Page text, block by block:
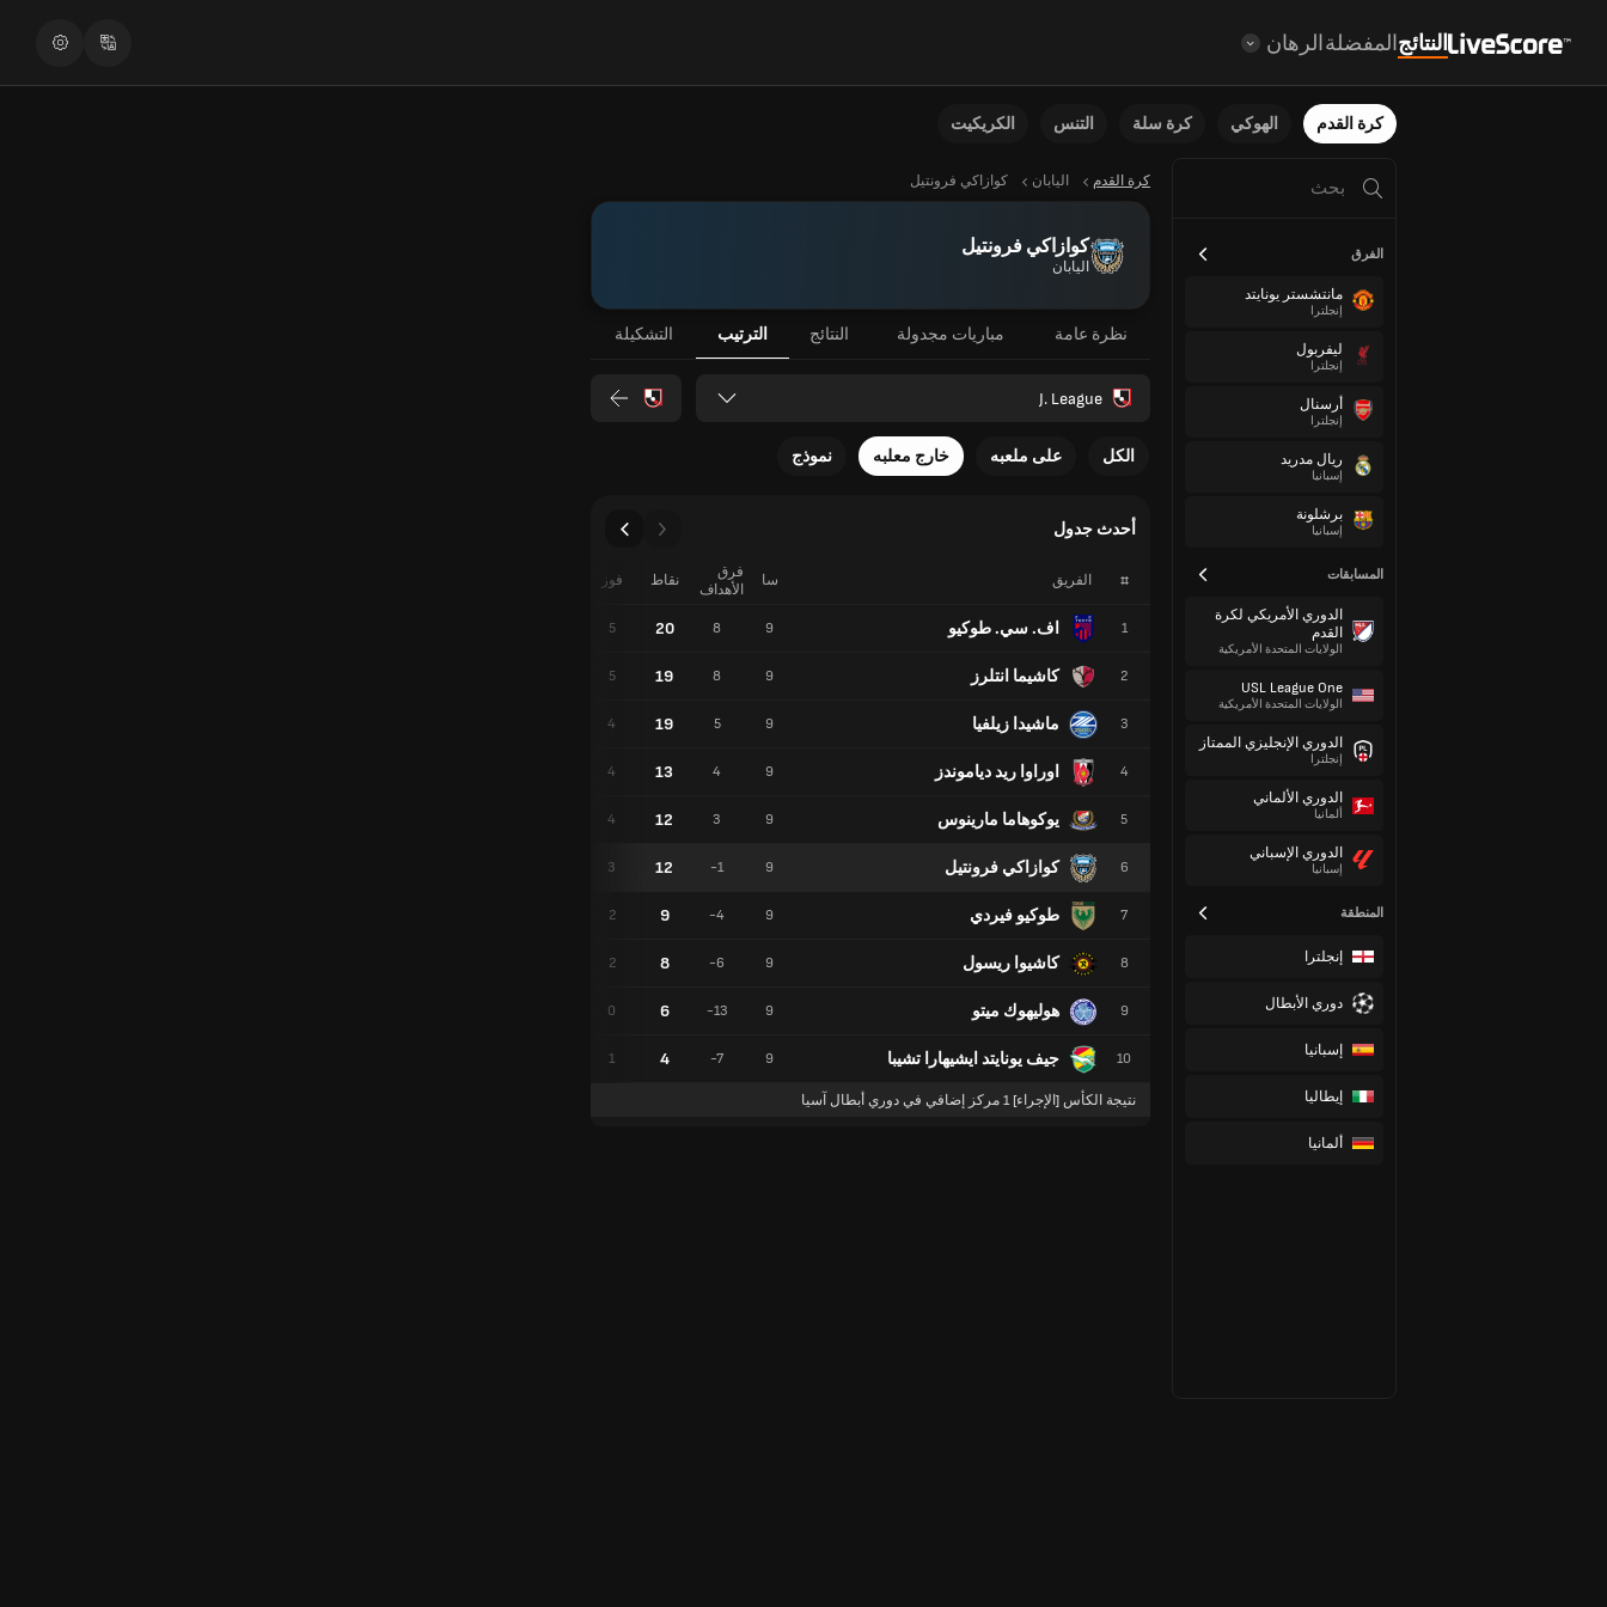
النتائجالمفضلةالرهان
كرة القدم الهوكي كرة سلة التنس الكريكيت
الفرق
مانتشستر يونايتد
إنجلترا
ليفربول
إنجلترا
أرسنال
إنجلترا
ريال مدريد
إسبانيا
برشلونة
إسبانيا
المسابقات
الدوري الأمريكي لكرة
القدم
الولايات المتحدة الأمريكية
USL League One
الولايات المتحدة الأمريكية
الدوري الإنجليزي الممتاز
إنجلترا
الدوري الألماني
ألمانيا
الدوري الإسباني
إسبانيا
المنطقة
إنجلترا
دوري الأبطال
إسبانيا
إيطاليا
ألمانيا
كرة القدم اليابان كوازاكي فرونتيل
كوازاكي فرونتيل
اليابان
نظرة عامة مباريات مجدولة النتائج الترتيب التشكيلة
J. League
الكل على ملعبه خارج معلبه نموذج
أحدث جدول
# الفريق
1 اف. سي. طوكيو
2 كاشيما انتلرز
3 ماشيدا زيلفيا
4 اوراوا ريد دياموندز
5 يوكوهاما مارينوس
6 كوازاكي فرونتيل
7 طوكيو فيردي
8 كاشيوا ريسول
9 هوليهوك ميتو
10 جيف يونايتد ايشيهارا تشيبا
سا
فرق
الأهداف
نقاط فوز
9
8
20
5
9
8
19
5
9
5
19
4
9
4
13
4
9
3
12
4
9
-1
12
3
9
-4
9
2
9
-6
8
2
9
-13
6
0
9
-7
4
1
نتيجة الكأس [الإجراء] 1 مركز إضافي في دوري أبطال آسيا